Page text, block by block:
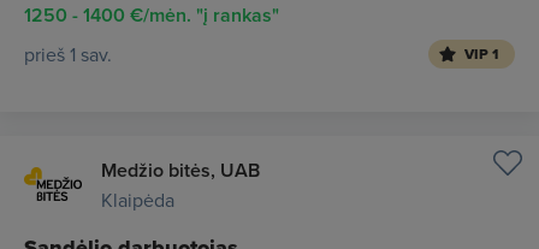
1250 - 1400 €/mėn. "į rankas"
prieš 1 sav. VIP 1
Medžio bitės, UAB
Klaipėda